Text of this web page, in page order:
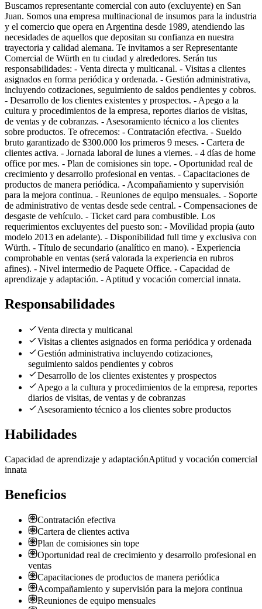
Buscamos representante comercial con auto (excluyente) en San
Juan. Somos una empresa multinacional de insumos para la industria
y el comercio que opera en Argentina desde 1989, atendiendo las
necesidades de aquellos que depositan su confianza en nuestra
trayectoria y calidad alemana. Te invitamos a ser Representante
Comercial de Würth en tu ciudad y alrededores. Serán tus
responsabilidades: - Venta directa y multicanal. - Visitas a clientes
asignados en forma periódica y ordenada. - Gestión administrativa,
incluyendo cotizaciones, seguimiento de saldos pendientes y cobros.
- Desarrollo de los clientes existentes y prospectos. - Apego a la
cultura y procedimientos de la empresa, reportes diarios de visitas,
de ventas y de cobranzas. - Asesoramiento técnico a los clientes
sobre productos. Te ofrecemos: - Contratación efectiva. - Sueldo
bruto garantizado de $300.000 los primeros 9 meses. - Cartera de
clientes activa. - Jornada laboral de lunes a viernes. - 4 días de home
office por mes. - Plan de comisiones sin tope. - Oportunidad real de
crecimiento y desarrollo profesional en ventas. - Capacitaciones de
productos de manera periódica. - Acompañamiento y supervisión
para la mejora continua. - Reuniones de equipo mensuales. - Soporte
de administrativo de ventas desde sede central. - Compensaciones de
desgaste de vehículo. - Ticket card para combustible. Los
requerimientos excluyentes del puesto son: - Movilidad propia (auto
modelo 2013 en adelante). - Disponibilidad full time y exclusiva con
Würth. - Título de secundario (analítico en mano). - Experiencia
comprobable en ventas (será valorada la experiencia en rubros
afines). - Nivel intermedio de Paquete Office. - Capacidad de
aprendizaje y adaptación. - Aptitud y vocación comercial innata.
Responsabilidades
Venta directa y multicanal
Visitas a clientes asignados en forma periódica y ordenada
Gestión administrativa incluyendo cotizaciones,
seguimiento saldos pendientes y cobros
Desarrollo de los clientes existentes y prospectos
Apego a la cultura y procedimientos de la empresa, reportes
diarios de visitas, de ventas y de cobranzas
Asesoramiento técnico a los clientes sobre productos
Habilidades
Capacidad de aprendizaje y adaptaciónAptitud y vocación comercial
innata
Beneficios
Contratación efectiva
Cartera de clientes activa
Plan de comisiones sin tope
Oportunidad real de crecimiento y desarrollo profesional en
ventas
Capacitaciones de productos de manera periódica
Acompañamiento y supervisión para la mejora continua
Reuniones de equipo mensuales